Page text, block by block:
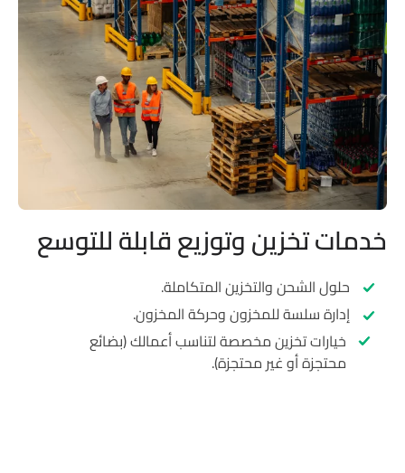
تخزين وتوزيع قابلة للتوسع
حلول الشحن والتخزين المتكاملة.
إدارة سلسة للمخزون وحركة المخزون.
خيارات تخزين مخصصة لتناسب أعمالك (بضائع
محتجزة أو غير محتجزة).